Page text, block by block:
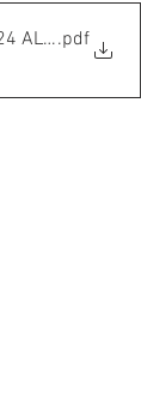
AL 22-9-2024
.pdf